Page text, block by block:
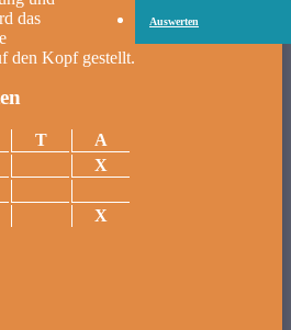
Auswerten
das
den Kopf gestellt.
T
A
X
X